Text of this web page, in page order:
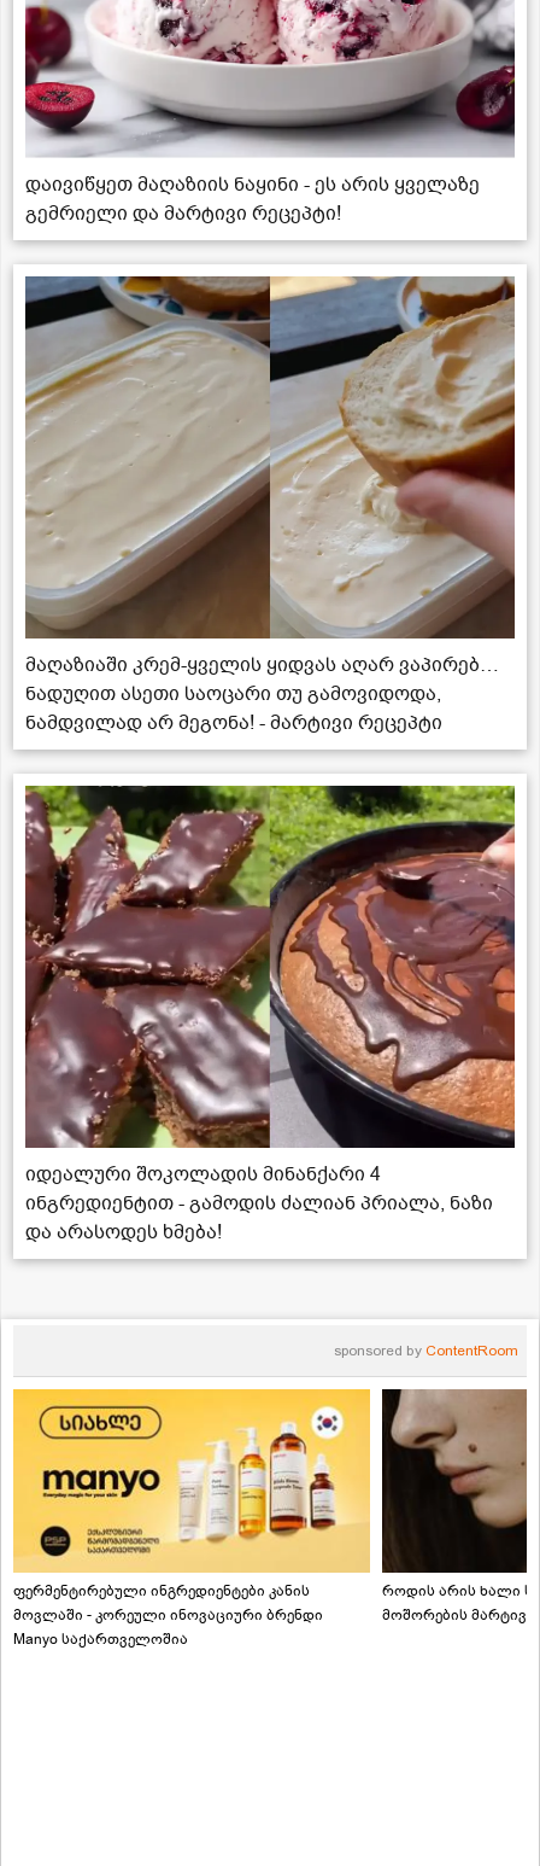
დაივიწყეთ მაღაზიის ნაყინი - ეს არის ყველაზე
გემრიელი და მარტივი რეცეპტი!
მაღაზიაში კრემ-ყველის ყიდვას აღარ ვაპირებ…
ნადუღით ასეთი საოცარი თუ გამოვიდოდა,
ნამდვილად არ მეგონა! - მარტივი რეცეპტი
იდეალური შოკოლადის მინანქარი 4
ინგრედიენტით - გამოდის ძალიან პრიალა, ნაზი
და არასოდეს ხმება!
sponsored by ContentRoom
ფერმენტირებული ინგრედიენტები კანის
მოვლაში - კორეული ინოვაციური ბრენდი
Manyo საქართველოშია
როდის არის ხალი
მოშორების